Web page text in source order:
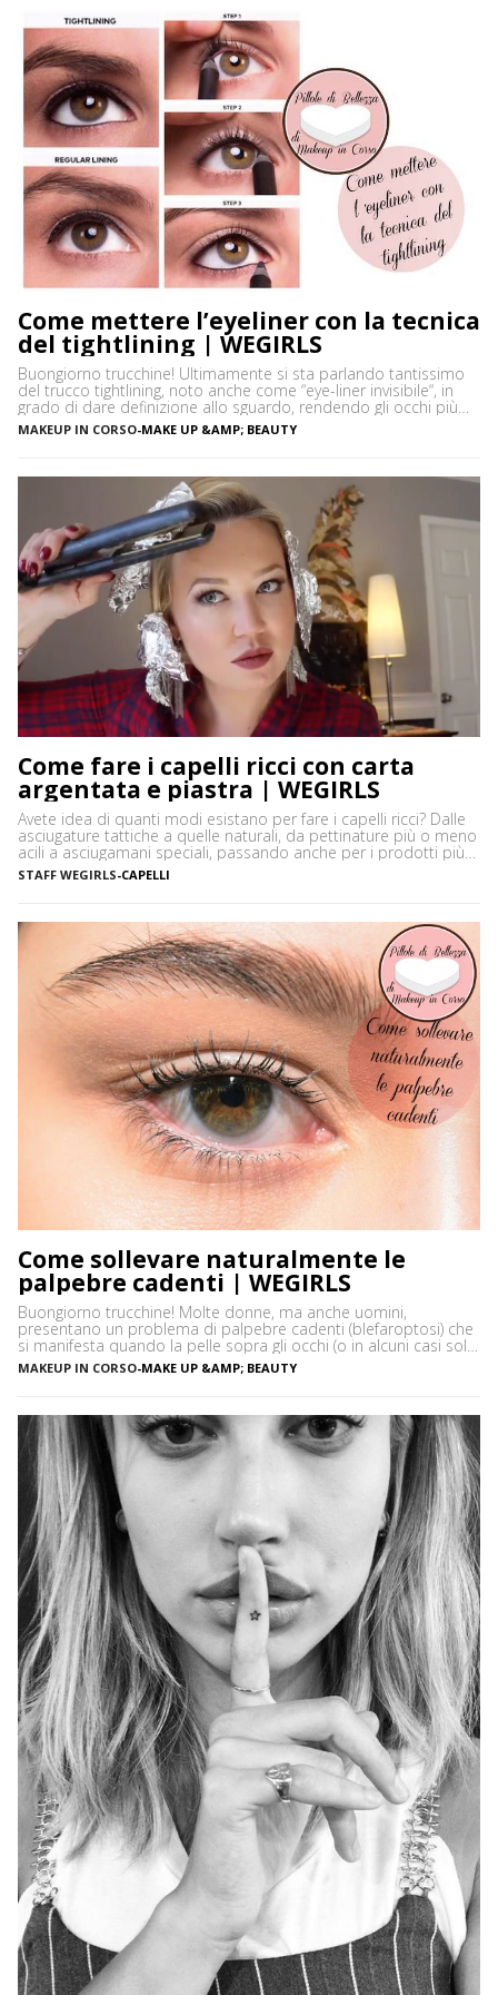
Come mettere l’eyeliner con la tecnica
del tightlining | WEGIRLS
Buongiorno trucchine! Ultimamente si sta parlando tantissimo
del trucco tightlining, noto anche come “eye-liner invisibile“, in
grado di dare definizione allo sguardo, rendendo gli occhi più
espressivi e le ciglia più folte. Ma di cosa si tratta precisamente?
Vediamo insieme cos’è tightlining e come farlo senza rischiare di
MAKEUP IN CORSO-MAKE UP &AMP; BEAUTY
Come fare i capelli ricci con carta
argentata e piastra | WEGIRLS
Avete idea di quanti modi esistano per fare i capelli ricci? Dalle
asciugature tattiche a quelle naturali, da pettinature più o meno
acili a asciugamani speciali, passando anche per i prodotti più
disparati. Avere i capelli ricci è uno must, ancor di più in estate,
quando ci vediamo più belle selvagge. Ci sono tanti modi […]
STAFF WEGIRLS-CAPELLI
Come sollevare naturalmente le
palpebre cadenti | WEGIRLS
Buongiorno trucchine! Molte donne, ma anche uomini,
presentano un problema di palpebre cadenti (blefaroptosi) che
si manifesta quando la pelle sopra gli occhi (o in alcuni casi solo
uno) cede e scende a coprire una parte del bulbo. Questo
problema , spesso, non è solo puramente estetico, oltre che
MAKEUP IN CORSO-MAKE UP &AMP; BEAUTY